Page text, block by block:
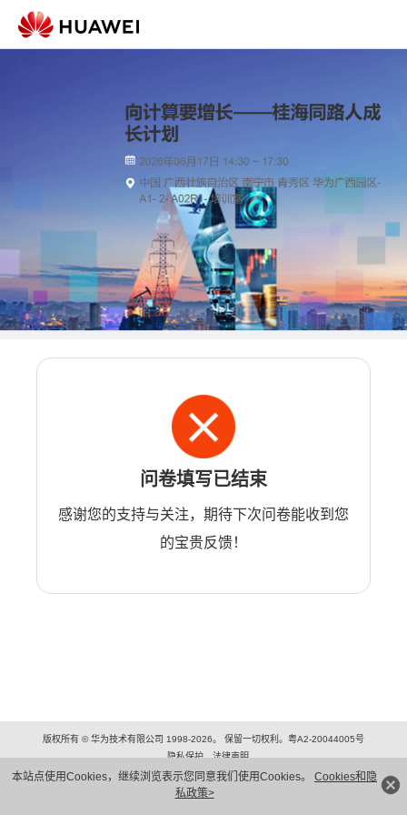
本站点使用Cookies，继续浏览表示您同意我们使用Cookies。 Cookies和隐
私政策>
问卷填写已结束
感谢您的支持与关注，期待下次问卷能收到您
的宝贵反馈！
版权所有 © 华为技术有限公司 1998-2026。 保留一切权利。粤A2-20044005号
隐私保护
法律声明